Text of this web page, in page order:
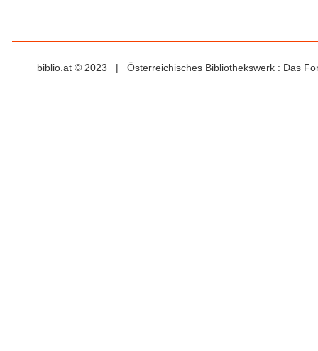
biblio.at © 2023 | Österreichisches Bibliothekswerk : Das